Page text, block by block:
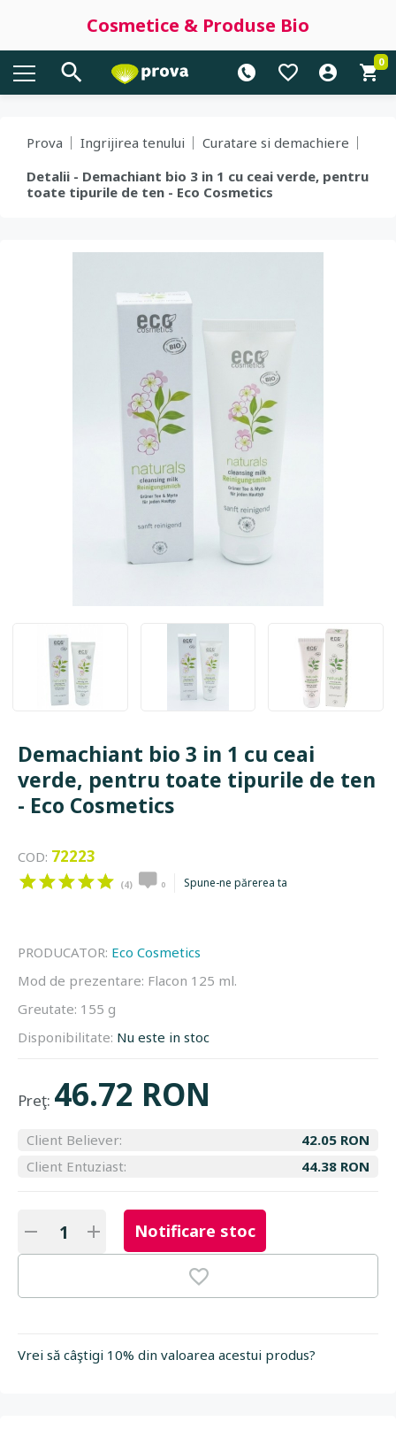
Cosmetice & Produse Bio
0
Prova Ingrijirea tenului
Curatare si demachiere
Detalii - Demachiant bio 3 in 1 cu ceai verde, pentru
toate tipurile de ten - Eco Cosmetics
Demachiant bio 3 in 1 cu ceai
verde, pentru toate tipurile de ten
- Eco Cosmetics
COD: 72223
(4) 0 Spune-ne părerea ta
PRODUCATOR: Eco Cosmetics
Mod de prezentare: Flacon 125 ml.
Greutate: 155 g
Disponibilitate: Nu este in stoc
Preţ: 46.72 RON
Client Believer:
42.05 RON
Client Entuziast:
44.38 RON
Notificare stoc
Vrei să câştigi 10% din valoarea acestui produs?